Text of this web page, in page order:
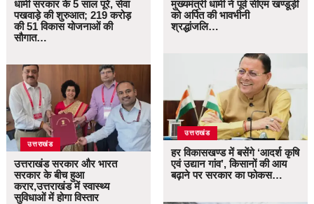
धामी सरकार के 5 साल पूरे, सेवा
पखवाड़े की शुरुआत; 219 करोड़
की 51 विकास योजनाओं की
सौगात…
उत्तराखंड
उत्तराखंड सरकार और भारत
सरकार के बीच हुआ
करार,उत्तराखंड में स्वास्थ्य
सुविधाओं में होगा विस्तार
मुख्यमंत्री धामी ने पूर्व सीएम खण्डूड़ी
को अर्पित की भावभीनी
श्रद्धांजलि…
उत्तराखंड
हर विकासखण्ड में बसेंगे ‘आदर्श कृषि
एवं उद्यान गांव’, किसानों की आय
बढ़ाने पर सरकार का फोकस…